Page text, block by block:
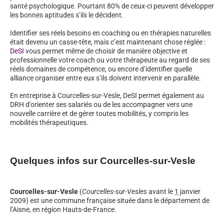
santé psychologique. Pourtant 80% de ceux-ci peuvent développer
les bonnes aptitudes s’ils le décident.
Identifier ses réels besoins en coaching ou en thérapies naturelles
était devenu un casse-tête, mais c’est maintenant chose réglée :
DeSI vous permet même de choisir de manière objective et
professionnelle votre coach ou votre thérapeute au regard de ses
réels domaines de compétence, ou encore d’identifier quelle
alliance organiser entre eux s’ils doivent intervenir en parallèle.
En entreprise à Courcelles-sur-Vesle, DeSI permet également au
DRH d’orienter ses salariés ou de les accompagner vers une
nouvelle carrière et de gérer toutes mobilités, y compris les
mobilités thérapeutiques.
Quelques infos sur Courcelles-sur-Vesle
Courcelles-sur-Vesle (Courcelles-sur-Veslesavant le 1 janvier
2009) est une commune française située dans le département de
l’Aisne, en région Hauts-de-France.